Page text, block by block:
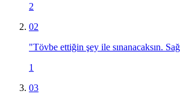
2
02
"Tövbe ettiğin şey ile sınanacaksın.
1
03